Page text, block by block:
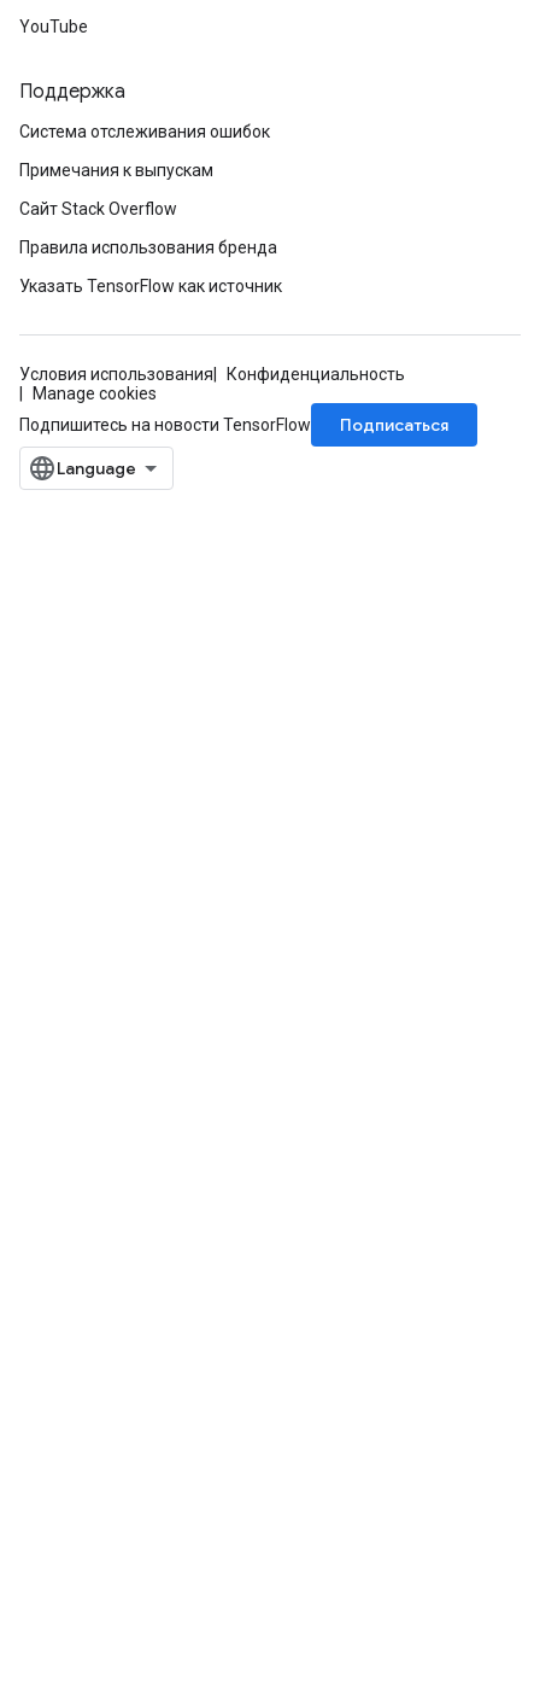
YouTube
Поддержка
Система отслеживания ошибок
Примечания к выпускам
Сайт Stack Overflow
Правила использования бренда
Указать TensorFlow как источник
Условия использования
Конфиденциальность
Manage cookies
Подпишитесь на новости TensorFlow
Подписаться